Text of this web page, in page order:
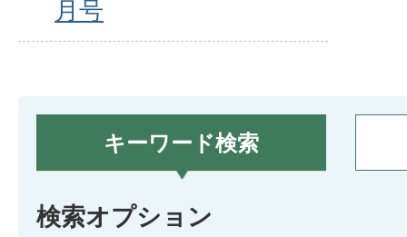
月号
キーワード検索
検索オプション